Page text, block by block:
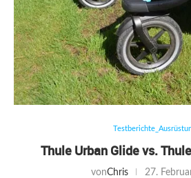
Thule Urban Glide vs.
vonChris 27.